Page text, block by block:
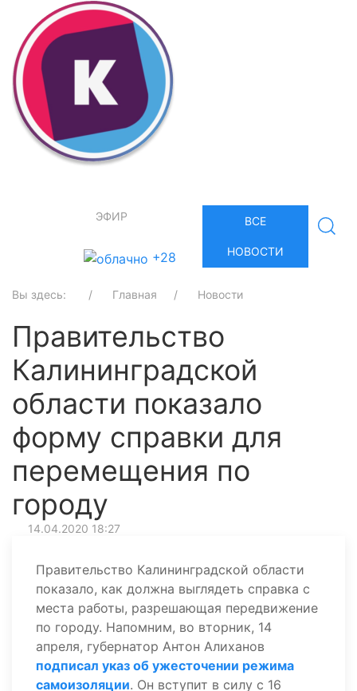
ЭФИР
+28
ВСЕ
НОВОСТИ
Вы здесь: Главная Новости
Правительство
Калининградской
области показало
форму справки для
перемещения по
городу
14.04.2020 18:27
Правительство Калининградской области
показало, как должна выглядеть справка с
места работы, разрешающая передвижение
по городу. Напомним, во вторник, 14
апреля, губернатор Антон Алиханов
подписал указ об ужесточении режима
самоизоляции. Он вступит в силу с 16